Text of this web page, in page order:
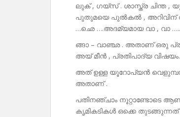
ലുക് , ഗയ്‌സ് . ശാസ്ത്ര ചിന്ത ,
പുതുമയെ പുൽകൽ , അറിവിന്
…ഛെ ….അദമ്യമായ വാ , വാ
ങ്ങാ – വാഞ്ഛ . അതാണ് ഒരു
അയ് മീൻ , പ്രതിപാദ്യ വിഷയം.
അത് ഉള്ള യൂറോപ്യൻ
അതാണ് .
പതിനഞ്ചാം നൂറ്റാണ്ടോടെ
കൃമികടികൾ ഒക്കെ